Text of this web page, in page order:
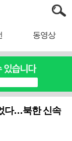
동영상
다…북한 신속